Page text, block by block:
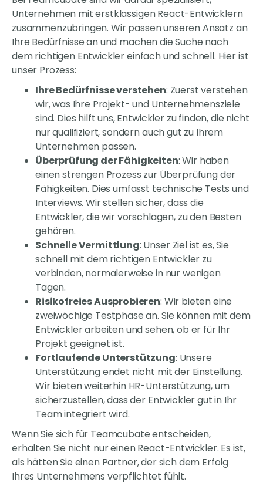
Unternehmen mit erstklassigen React-Entwicklern
zusammenzubringen. Wir passen unseren Ansatz an
Ihre Bedürfnisse an und machen die Suche nach
dem richtigen Entwickler einfach und schnell. Hier ist
unser Prozess:
Ihre Bedürfnisse verstehen: Zuerst verstehen
wir, was Ihre Projekt- und Unternehmensziele
sind. Dies hilft uns, Entwickler zu finden, die nicht
nur qualifiziert, sondern auch gut zu Ihrem
Unternehmen passen.
Überprüfung der Fähigkeiten: Wir haben
einen strengen Prozess zur Überprüfung der
Fähigkeiten. Dies umfasst technische Tests und
Interviews. Wir stellen sicher, dass die
Entwickler, die wir vorschlagen, zu den Besten
gehören.
Schnelle Vermittlung: Unser Ziel ist es, Sie
schnell mit dem richtigen Entwickler zu
verbinden, normalerweise in nur wenigen
Tagen.
Risikofreies Ausprobieren: Wir bieten eine
zweiwöchige Testphase an. Sie können mit dem
Entwickler arbeiten und sehen, ob er für Ihr
Projekt geeignet ist.
Fortlaufende Unterstützung: Unsere
Unterstützung endet nicht mit der Einstellung.
Wir bieten weiterhin HR-Unterstützung, um
sicherzustellen, dass der Entwickler gut in Ihr
Team integriert wird.
Wenn Sie sich für Teamcubate entscheiden,
erhalten Sie nicht nur einen React-Entwickler. Es ist,
als hätten Sie einen Partner, der sich dem Erfolg
Ihres Unternehmens verpflichtet fühlt.